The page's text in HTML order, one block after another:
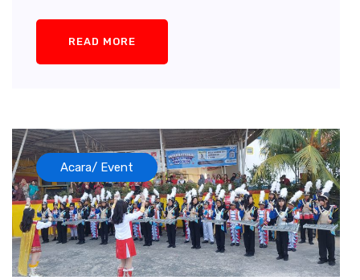
READ MORE
Acara/ Event